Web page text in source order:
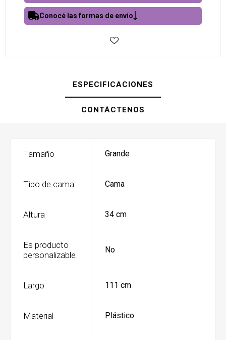
Conocé las formas de envío
ESPECIFICACIONES
CONTÁCTENOS
Tamaño Grande
Tipo de cama Cama
Altura 34 cm
Es producto
personalizable
No
Largo 111 cm
Material Plástico